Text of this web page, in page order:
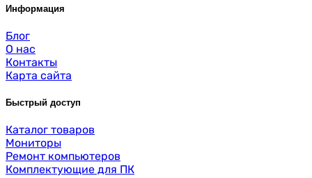
Информация
Блог
О нас
Контакты
Карта сайта
Быстрый доступ
Каталог товаров
Мониторы
Ремонт компьютеров
Комплектующие для ПК